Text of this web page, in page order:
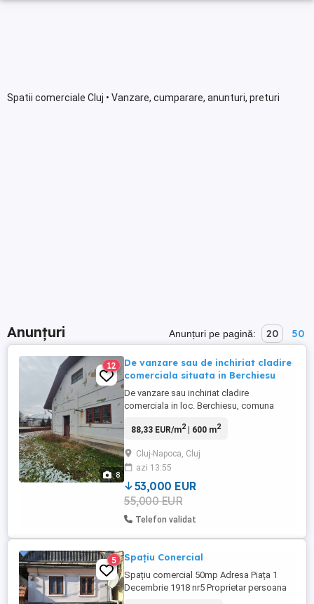
Spatii comerciale Cluj • Vanzare, cumparare, anunturi, preturi
Anunțuri Anunțuri pe pagină: 20 50
8
12
De vanzare sau de inchiriat cladire
comerciala situata in Berchiesu
De vanzare sau inchiriat cladire
comerciala in loc. Berchiesu, comuna
teren in suprafata de 2200 mp, cladirea
apa. Este situata la strada principala, este
intabulata. Accept variante auto sau
imobiliare in cluj
88,33 EUR/m2| 600 m2
Cluj-Napoca, Cluj
azi 13:55
53,000 EUR
55,000 EUR
Telefon validat
5 Spațiu Conercial
Spațiu comercial 50mp Adresa Piața 1
Decembrie 1918 nr5 Proprietar persoana